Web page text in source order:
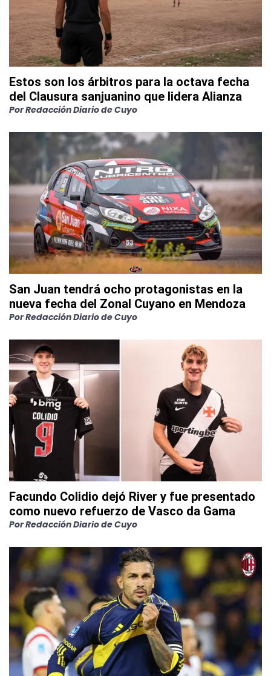
Estos son los árbitros para la octava fecha
del Clausura sanjuanino que lidera Alianza
PorRedacción Diario de Cuyo
San Juan tendrá ocho protagonistas en la
nueva fecha del Zonal Cuyano en Mendoza
PorRedacción Diario de Cuyo
Facundo Colidio dejó River y fue presentado
como nuevo refuerzo de Vasco da Gama
PorRedacción Diario de Cuyo